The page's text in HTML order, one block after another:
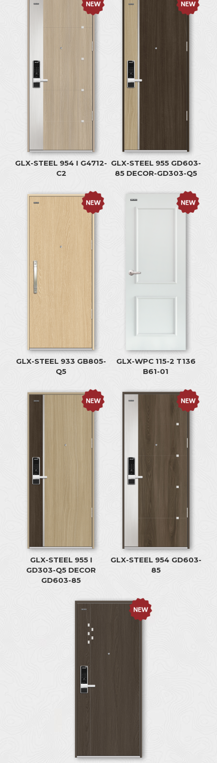
GLX-STEEL 954 I G4712-
C2
GLX-STEEL 955 GD603-
85 DECOR-GD303-Q5
GLX-STEEL 933 GB805-
Q5
GLX-WPC 115-2 T136
B61-01
GLX-STEEL 955 I
GD303-Q5 DECOR
GD603-85
GLX-STEEL 954 GD603-
85